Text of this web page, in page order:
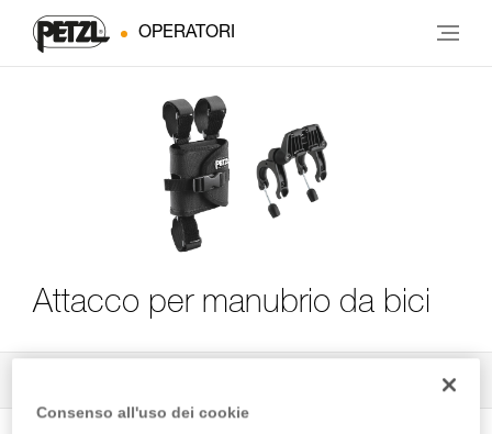
OPERATORI
Attacco per manubrio da bici
Consenso all'uso dei cookie